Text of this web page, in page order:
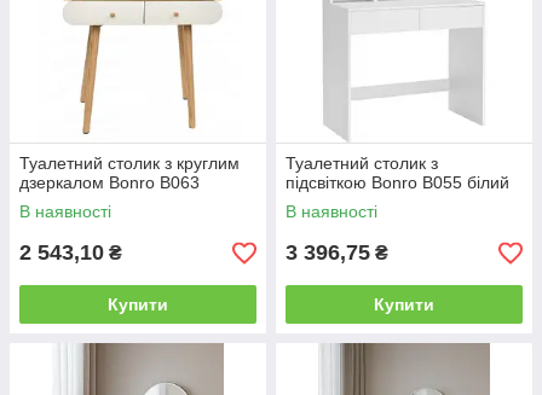
Туалетний столик з круглим
дзеркалом Bonro B063
В наявності
2 543,10 ₴
Купити
Туалетний столик з
підсвіткою Bonro B055 білий
В наявності
3 396,75 ₴
Купити